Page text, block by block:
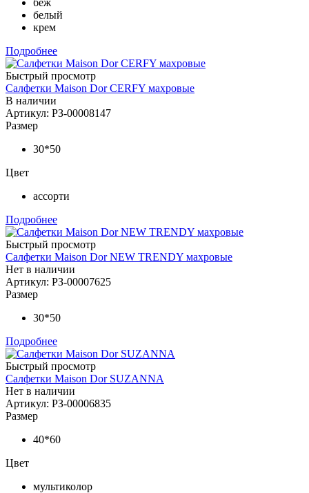
белый
крем
Подробнее
Быстрый просмотр
Салфетки Maison Dor CERFY махровые
В наличии
Артикул: РЗ-00008147
Размер
30*50
Цвет
ассорти
Подробнее
Быстрый просмотр
Салфетки Maison Dor NEW TRENDY махровые
Нет в наличии
Артикул: РЗ-00007625
Размер
30*50
Подробнее
Быстрый просмотр
Салфетки Maison Dor SUZANNA
Нет в наличии
Артикул: РЗ-00006835
Размер
40*60
Цвет
мультиколор